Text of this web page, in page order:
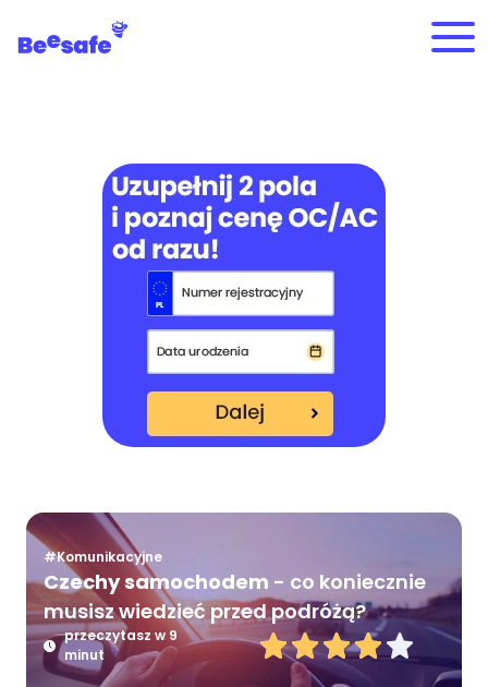
#Komunikacyjne
Czechy samochodem - co koniecznie
musisz wiedzieć przed podróżą?
przeczytasz w 9
minut